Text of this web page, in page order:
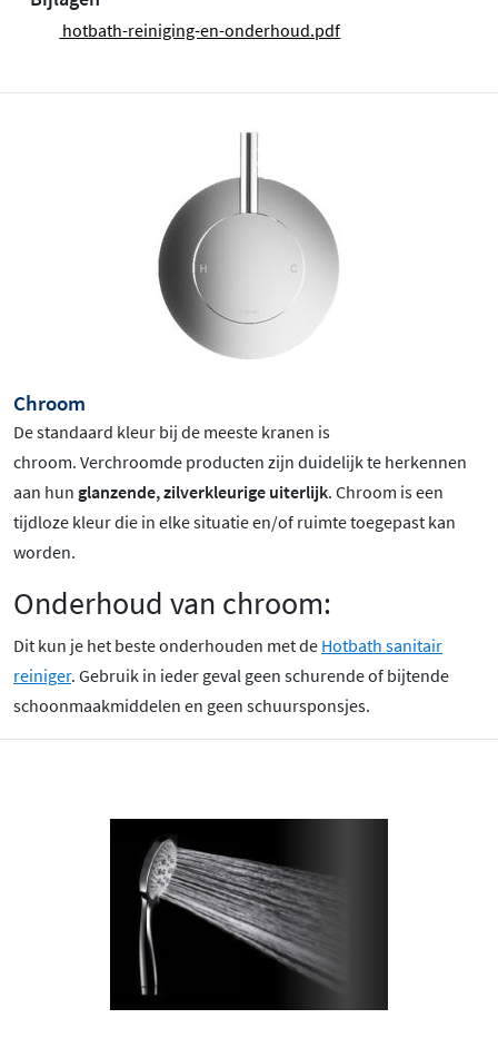
hotbath-reiniging-en-onderhoud.pdf
Chroom
De standaard kleur bij de meeste kranen is
chroom. Verchroomde producten zijn duidelijk te herkennen
aan hun glanzende, zilverkleurige uiterlijk. Chroom is een
tijdloze kleur die in elke situatie en/of ruimte toegepast kan
worden.
Onderhoud van chroom:
Dit kun je het beste onderhouden met de Hotbath sanitair
reiniger. Gebruik in ieder geval geen schurende of bijtende
schoonmaakmiddelen en geen schuursponsjes.